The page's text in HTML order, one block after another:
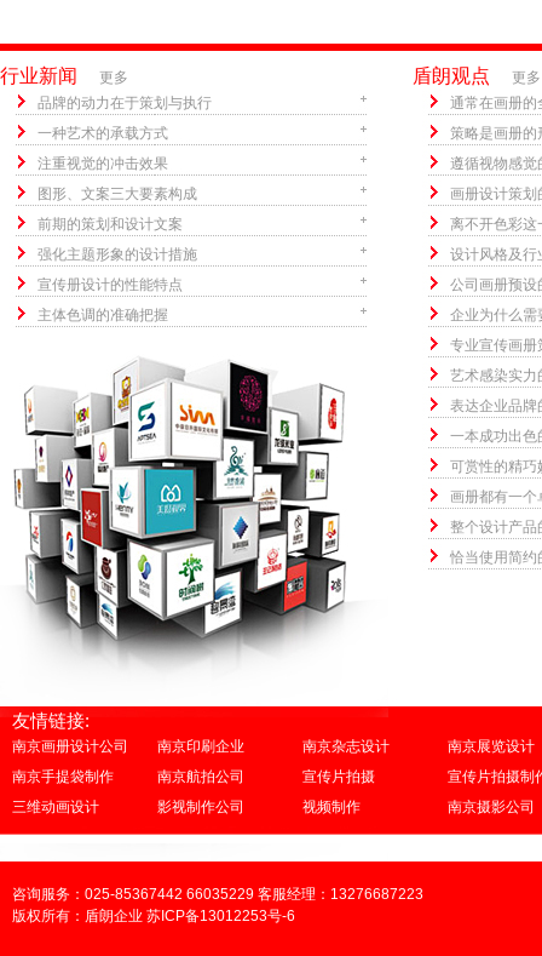
行业新闻
更多
品牌的动力在于策划与执行
一种艺术的承载方式
注重视觉的冲击效果
图形、文案三大要素构成
前期的策划和设计文案
强化主题形象的设计措施
宣传册设计的性能特点
主体色调的准确把握
盾朗观点
更多
通常在画册的
策略是画册的
遵循视物感觉
画册设计策划
离不开色彩这
设计风格及行
公司画册预设
企业为什么需
专业宣传画册
艺术感染实力
表达企业品牌
一本成功出色
可赏性的精巧
画册都有一个
整个设计产品
恰当使用简约
友情链接:
南京画册设计公司 南京印刷企业 南京杂志设计
南京展览设计
南京手提袋制作
南京航拍公司 宣传片拍摄
宣传片拍摄制
三维动画设计
影视制作公司 视频制作 南京摄影公司
咨询服务：025-85367442 66035229 客服经理：13276687223
版权所有：盾朗企业 苏ICP备13012253号-6